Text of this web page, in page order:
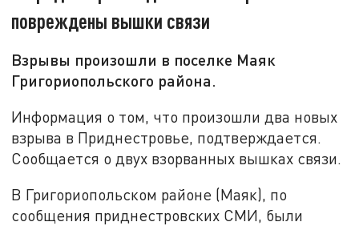
повреждены вышки связи
Взрывы произошли в поселке Маяк
Григориопольского района.
Информация о том, что произошли два новых
взрыва в Приднестровье, подтверждается.
Сообщается о двух взорванных вышках связи.
В Григориопольском районе (Маяк), по
сообщения приднестровских СМИ, были